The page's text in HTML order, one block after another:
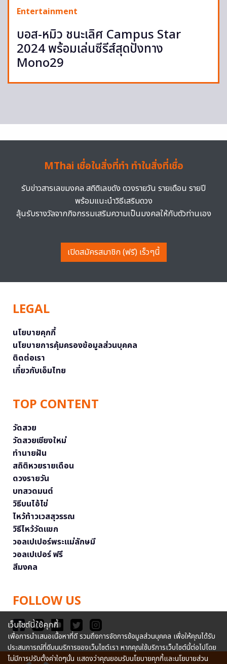
Entertainment
บอส-หมิว ชนะเลิศ Campus Star
2024 พร้อมเล่นซีรีส์สุดปังทาง
Mono29
MThai เชื่อในสิ่งที่ทำ ทำในสิ่งที่เชื่อ
รับข่าวสารเลขมงคล สถิติเลขดัง ดวงรายวัน รายเดือน รายปี
พร้อมแนะนำวิธีเสริมดวง
ลุ้นรับรางวัลจากกิจกรรมเสริมความเป็นมงคลให้กับตัวท่านเอง
เปิดสมัครสมาชิก (ฟรี) เร็วๆนี้
LEGAL
นโยบายคุกกี้
นโยบายการคุ้มครองข้อมูลส่วนบุคคล
ติดต่อเรา
เกี่ยวกับเอ็มไทย
TOP CONTENT
วัดสวย
วัดสวยเชียงใหม่
ทำนายฝัน
สถิติหวยรายเดือน
ดวงรายวัน
บทสวดมนต์
วิธีบนไอ้ไข่
ไหว้ท้าวเวสสุวรรณ
วิธีไหว้วัดแขก
วอลเปเปอร์พระแม่ลักษมี
วอลเปเปอร์ ฟรี
สีมงคล
FOLLOW US
เว็บไซต์นี้ใช้คุกกี้
เพื่อการนำเสนอเนื้อหาที่ดี รวมถึงการจัดการข้อมูลส่วนบุคคล เพื่อให้คุณได้รับ
ประสบการณ์ที่ดีบนบริการของเว็บไซต์เรา หากคุณใช้บริการเว็บไซต์นี้ต่อไปโดย
ไม่มีการปรับตั้งค่าใดๆนั้น แสดงว่าคุณยอมรับนโยบายคุกกี้และนโยบายส่วน